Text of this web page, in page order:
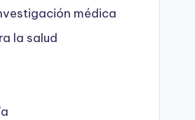
médica
la salud